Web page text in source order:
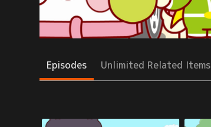
Episodes Unlimited Related Items